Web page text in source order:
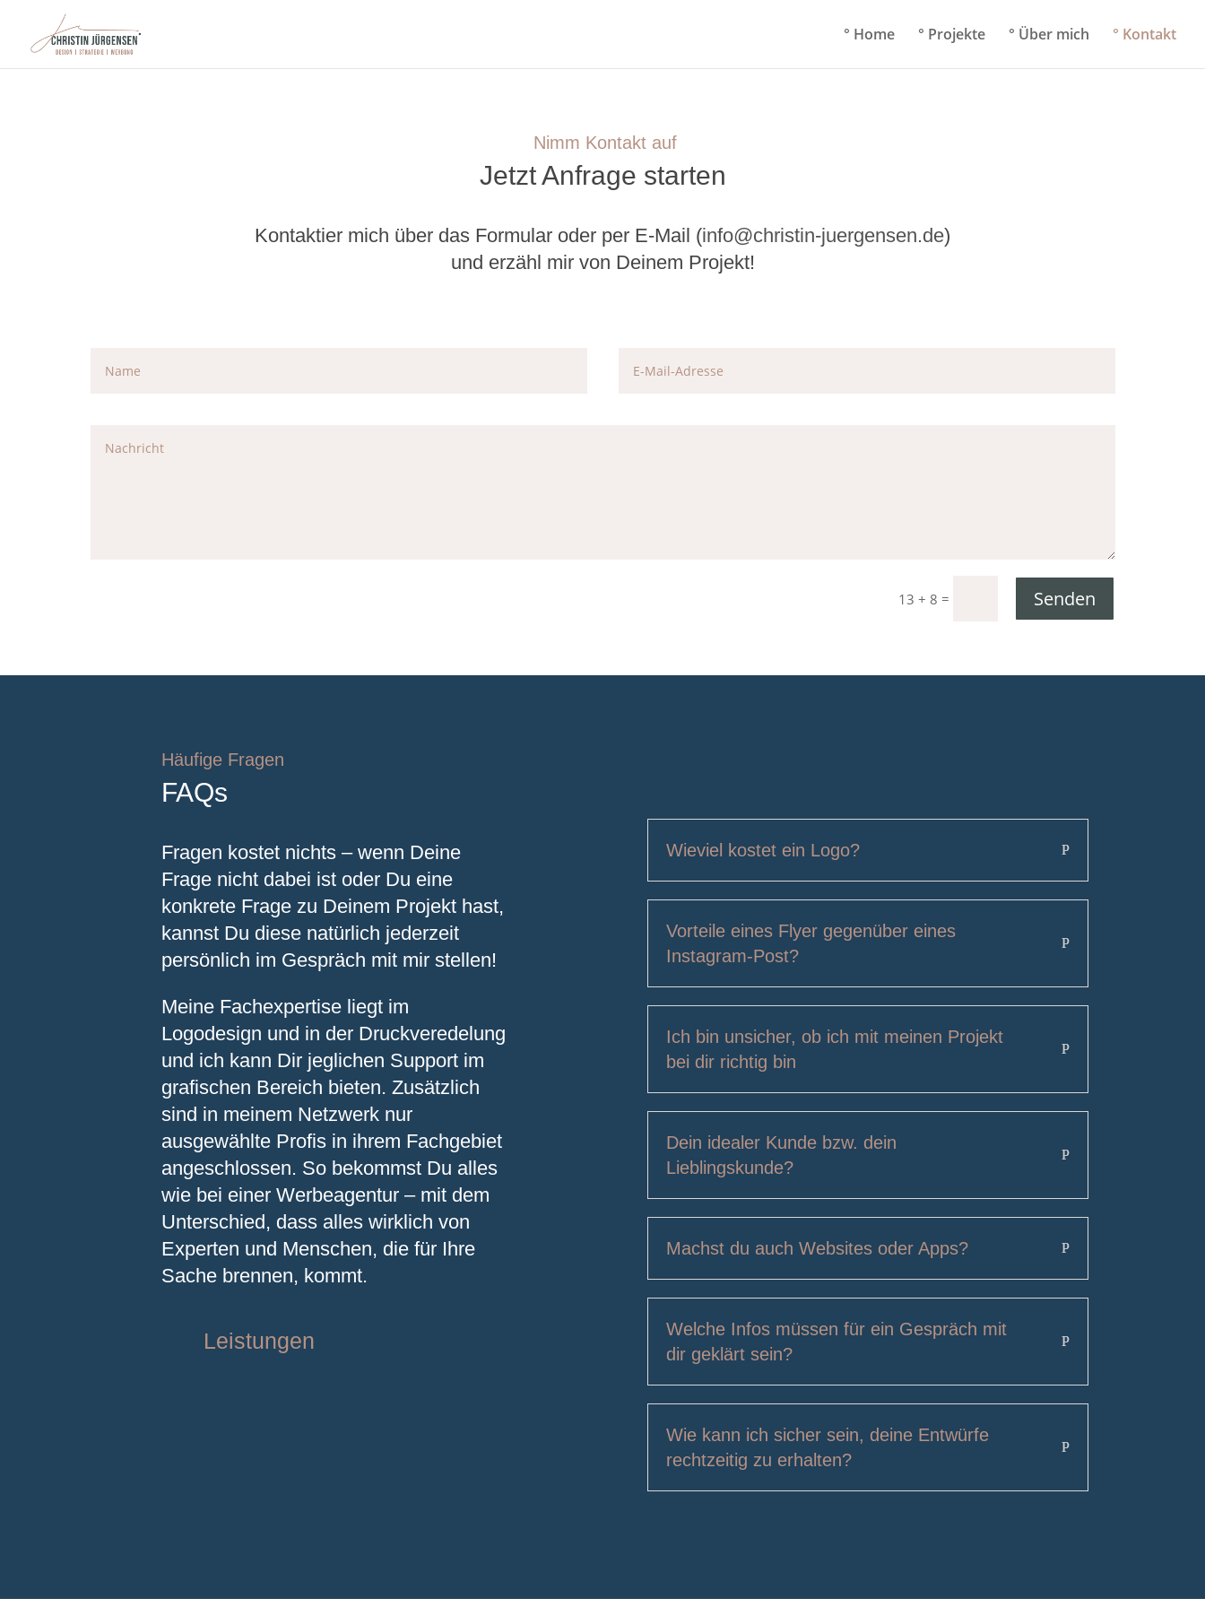
° Home ° Projekte ° Über mich ° Kontakt
Nimm Kontakt auf
Jetzt Anfrage starten
Kontaktier mich über das Formular oder per E-Mail (info@christin-juergensen.de)
und erzähl mir von Deinem Projekt!
13 + 8 = Senden
Häufige Fragen
FAQs
Fragen kostet nichts – wenn Deine
Frage nicht dabei ist oder Du eine
konkrete Frage zu Deinem Projekt hast,
kannst Du diese natürlich jederzeit
persönlich im Gespräch mit mir stellen!
Meine Fachexpertise liegt im
Logodesign und in der Druckveredelung
und ich kann Dir jeglichen Support im
grafischen Bereich bieten. Zusätzlich
sind in meinem Netzwerk nur
ausgewählte Profis in ihrem Fachgebiet
angeschlossen. So bekommst Du alles
wie bei einer Werbeagentur – mit dem
Unterschied, dass alles wirklich von
Experten und Menschen, die für Ihre
Sache brennen, kommt.
Leistungen
Wieviel kostet ein Logo?
Vorteile eines Flyer gegenüber eines
Instagram-Post?
Ich bin unsicher, ob ich mit meinen Projekt
bei dir richtig bin
Dein idealer Kunde bzw. dein
Lieblingskunde?
Machst du auch Websites oder Apps?
Welche Infos müssen für ein Gespräch mit
dir geklärt sein?
Wie kann ich sicher sein, deine Entwürfe
rechtzeitig zu erhalten?